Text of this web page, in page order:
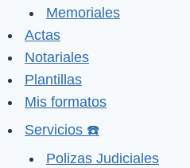
Memoriales
Actas
Notariales
Plantillas
Mis formatos
Servicios ☎️
Polizas Judiciales